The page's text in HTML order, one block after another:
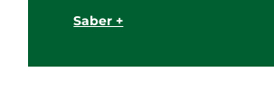
Saber +